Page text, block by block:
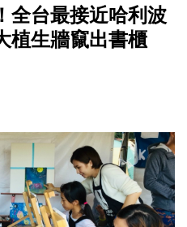
全台最接近哈利波
植生牆竄出書櫃